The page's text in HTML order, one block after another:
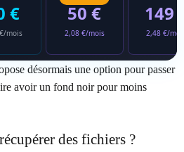
€
mois
50 €
2,08 €/mois
149
2,48 €/
désormais une option pour passer
avoir un fond noir pour moins
des fichiers ?